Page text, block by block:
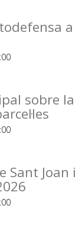
a
sobre la
Sant Joan i